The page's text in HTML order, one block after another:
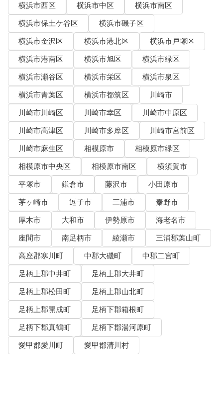
横浜市西区
横浜市中区
横浜市南区
横浜市保土ケ谷区
横浜市磯子区
横浜市金沢区
横浜市港北区
横浜市戸塚区
横浜市港南区
横浜市旭区
横浜市緑区
横浜市瀬谷区
横浜市栄区
横浜市泉区
横浜市青葉区
横浜市都筑区
川崎市
川崎市川崎区
川崎市幸区
川崎市中原区
川崎市高津区
川崎市多摩区
川崎市宮前区
川崎市麻生区
相模原市
相模原市緑区
相模原市中央区
相模原市南区
横須賀市
平塚市
鎌倉市 藤沢市
小田原市
茅ヶ崎市
逗子市 三浦市
秦野市
厚木市
大和市 伊勢原市
海老名市
座間市
南足柄市 綾瀬市
三浦郡葉山町
高座郡寒川町
中郡大磯町
中郡二宮町
足柄上郡中井町
足柄上郡大井町
足柄上郡松田町
足柄上郡山北町
足柄上郡開成町
足柄下郡箱根町
足柄下郡真鶴町
足柄下郡湯河原町
愛甲郡愛川町
愛甲郡清川村